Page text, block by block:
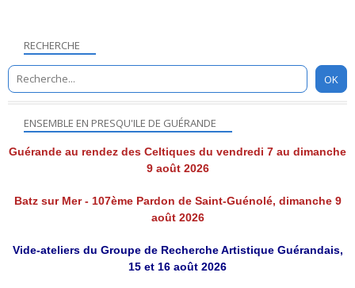
RECHERCHE
ENSEMBLE EN PRESQU'ILE DE GUÉRANDE
Guérande au rendez des Celtiques du vendredi 7 au dimanche
9 août 2026
Batz sur Mer - 107ème Pardon de Saint-Guénolé, dimanche 9
août 2026
Vide-ateliers du Groupe de Recherche Artistique Guérandais,
15 et 16 août 2026